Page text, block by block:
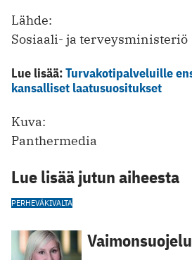
Lähde:
Sosiaali- ja terveysministeriö
Lue lisää:Turvakotipalveluille
kansalliset laatusuositukset
Kuva:
Panthermedia
Lue lisää jutun aiheesta
PERHEVÄKIVALTA